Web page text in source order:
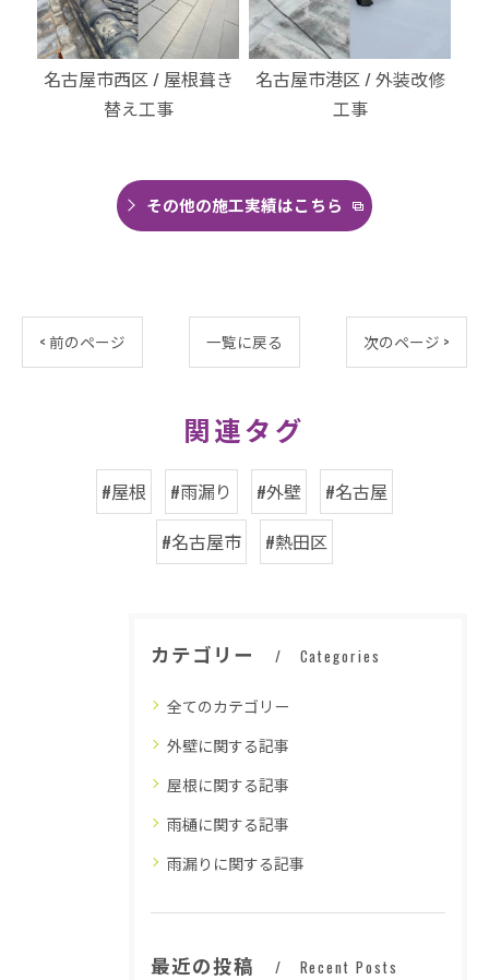
名古屋市西区 / 屋根葺き
替え工事
名古屋市港区 / 外装改修
工事
その他の施工実績はこちら
< 前のページ 一覧に戻る 次のページ >
関連タグ
#屋根 #雨漏り #外壁
#名古屋
#名古屋市
#熱田区
カテゴリー Categories
全てのカテゴリー
外壁に関する記事
屋根に関する記事
雨樋に関する記事
雨漏りに関する記事
最近の投稿 Recent Posts